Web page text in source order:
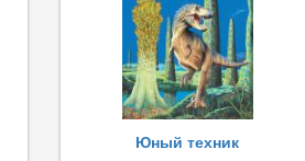
Юный техник